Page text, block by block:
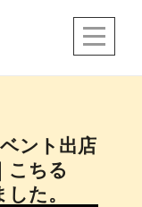
ント出店
こちる
た。